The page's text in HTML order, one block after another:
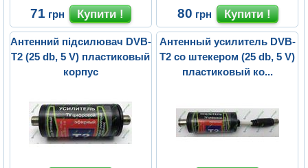
71 грн 80 грн
Aнтенний підсилювач DVB-
T2 (25 db, 5 V) пластиковый
корпус
Антенный усилитель DVB-
T2 со штекером (25 db, 5 V)
пластиковый ко...